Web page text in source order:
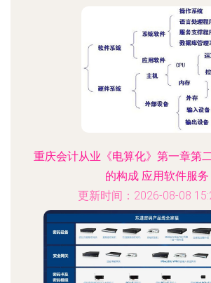
重庆会计从业《电算化》第一章第
的构成 应用软件服务
更新时间：2026-08-08